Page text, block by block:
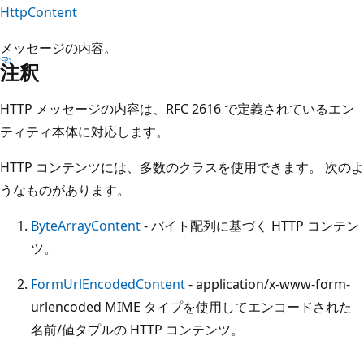
HttpContent
メッセージの内容。
注釈
HTTP メッセージの内容は、RFC 2616 で定義されているエン
ティティ本体に対応します。
HTTP コンテンツには、多数のクラスを使用できます。 次のよ
うなものがあります。
ByteArrayContent- バイト配列に基づく HTTP コンテン
ツ。
FormUrlEncodedContent- application/x-www-form-
urlencoded MIME タイプを使用してエンコードされた
名前/値タプルの HTTP コンテンツ。